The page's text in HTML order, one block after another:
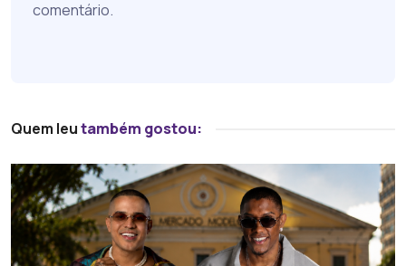
comentário.
Quem leutambém gostou: